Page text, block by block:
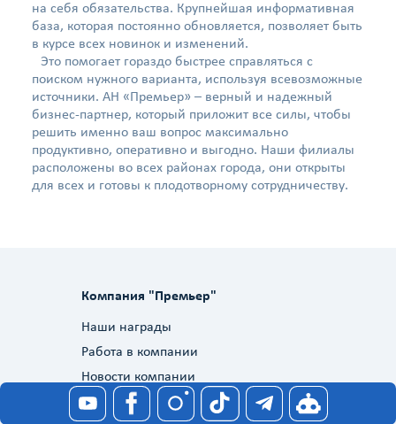
на себя обязательства. Крупнейшая информативная
база, которая постоянно обновляется, позволяет быть
в курсе всех новинок и изменений.
Это помогает гораздо быстрее справляться с
поиском нужного варианта, используя всевозможные
источники. АН «Премьер» – верный и надежный
бизнес-партнер, который приложит все силы, чтобы
решить именно ваш вопрос максимально
продуктивно, оперативно и выгодно. Наши филиалы
расположены во всех районах города, они открыты
для всех и готовы к плодотворному сотрудничеству.
Компания "Премьер"
Наши награды
Работа в компании
Новости компании
Служба качества